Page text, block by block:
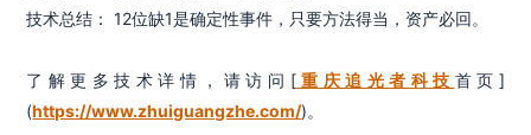
技术总结： 12位缺1是确定性事件，只要方法得当，资产必回。
了解更多技术详情，请访问[重庆追光者科技 首页]
(https://www.zhuiguangzhe.com/)。